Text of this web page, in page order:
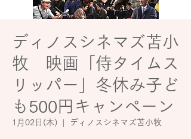
ディノスシネマズ苫小
牧 映画「侍タイムス
リッパー」冬休み子ど
も500円キャンペーン
1月02日(木) ディノスシネマズ苫小牧